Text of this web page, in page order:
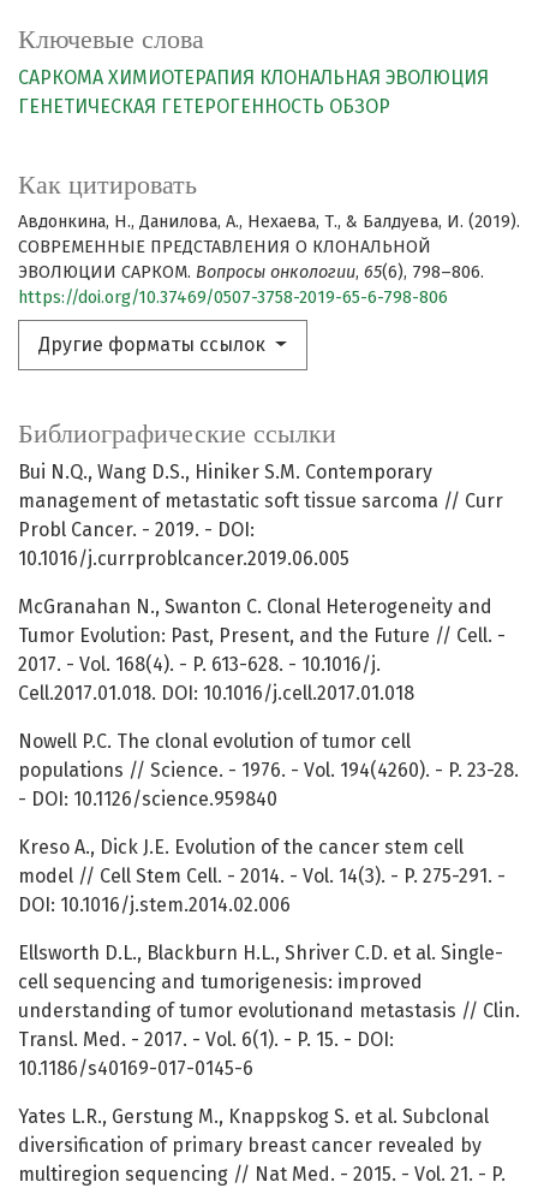
Ключевые слова
САРКОМА ХИМИОТЕРАПИЯ КЛОНАЛЬНАЯ ЭВОЛЮЦИЯ
ГЕНЕТИЧЕСКАЯ ГЕТЕРОГЕННОСТЬ ОБЗОР
Как цитировать
Авдонкина, Н., Данилова, А., Нехаева, Т., & Балдуева, И. (2019).
СОВРЕМЕННЫЕ ПРЕДСТАВЛЕНИЯ О КЛОНАЛЬНОЙ
ЭВОЛЮЦИИ САРКОМ. Вопросы онкологии, 65(6), 798–806.
https://doi.org/10.37469/0507-3758-2019-65-6-798-806
Другие форматы ссылок
Библиографические ссылки
Bui N.Q., Wang D.S., Hiniker S.M. Contemporary
management of metastatic soft tissue sarcoma // Curr
Probl Cancer. - 2019. - DOI:
10.1016/j.currproblcancer.2019.06.005
McGranahan N., Swanton C. Clonal Heterogeneity and
Tumor Evolution: Past, Present, and the Future // Cell. -
2017. - Vol. 168(4). - P. 613-628. - 10.1016/j.
Cell.2017.01.018. DOI: 10.1016/j.cell.2017.01.018
Nowell P.C. The clonal evolution of tumor cell
populations // Science. - 1976. - Vol. 194(4260). - P. 23-28.
- DOI: 10.1126/science.959840
Kreso A., Dick J.E. Evolution of the cancer stem cell
model // Cell Stem Cell. - 2014. - Vol. 14(3). - P. 275-291. -
DOI: 10.1016/j.stem.2014.02.006
Ellsworth D.L., Blackburn H.L., Shriver C.D. et al. Single-
cell sequencing and tumorigenesis: improved
understanding of tumor evolutionand metastasis // Clin.
Transl. Med. - 2017. - Vol. 6(1). - P. 15. - DOI:
10.1186/s40169-017-0145-6
Yates L.R., Gerstung M., Knappskog S. et al. Subclonal
diversification of primary breast cancer revealed by
multiregion sequencing // Nat Med. - 2015. - Vol. 21. - P.